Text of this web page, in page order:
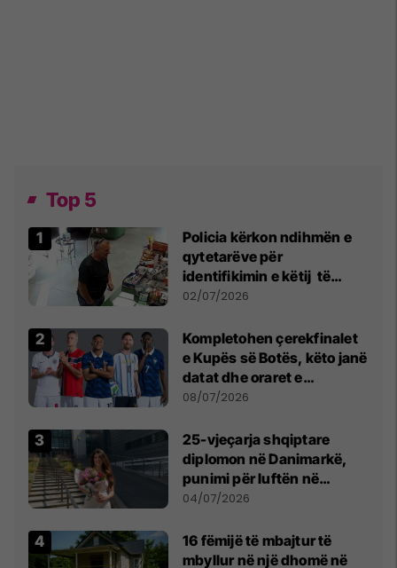
Top 5
Policia kërkon ndihmën e
qytetarëve për
identifikimin e këtij të
dyshuari
02/07/2026
Kompletohen çerekfinalet
e Kupës së Botës, këto janë
datat dhe oraret e
ndeshjeve
08/07/2026
25-vjeçarja shqiptare
diplomon në Danimarkë,
punimi për luftën në
Kosovë vlerësohet me
04/07/2026
16 fëmijë të mbajtur të
mbyllur në një dhomë në